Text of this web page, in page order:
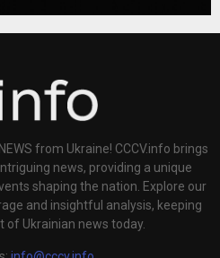
from Ukraine! CCCV.info brings
news, providing a unique
shaping the nation. Explore our
and insightful analysis, keeping
Ukrainian news today.